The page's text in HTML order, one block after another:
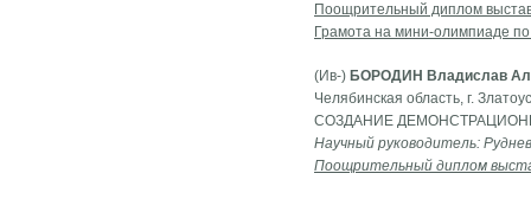
Поощрительный диплом
Грамота на мини-олимпиаде
(Ив-) БОРОДИН Владислав
Челябинская область, г.
СОЗДАНИЕ
Научный руководитель:
Поощрительный диплом